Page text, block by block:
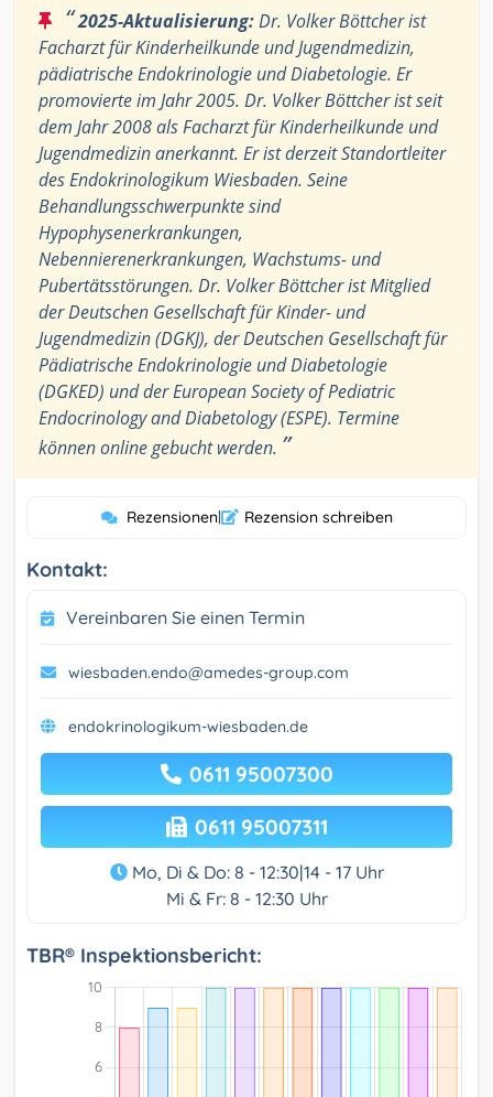
“2025-Aktualisierung:Dr. Volker Böttcher ist
Facharzt für Kinderheilkunde und Jugendmedizin,
pädiatrische Endokrinologie und Diabetologie. Er
promovierte im Jahr 2005. Dr. Volker Böttcher ist seit
dem Jahr 2008 als Facharzt für Kinderheilkunde und
Jugendmedizin anerkannt. Er ist derzeit Standortleiter
des Endokrinologikum Wiesbaden. Seine
Behandlungsschwerpunkte sind
Hypophysenerkrankungen,
Nebennierenerkrankungen, Wachstums- und
Pubertätsstörungen. Dr. Volker Böttcher ist Mitglied
der Deutschen Gesellschaft für Kinder- und
Jugendmedizin (DGKJ), der Deutschen Gesellschaft für
Pädiatrische Endokrinologie und Diabetologie
(DGKED) und der European Society of Pediatric
Endocrinology and Diabetology (ESPE). Termine
können online gebucht werden. ”
Rezensionen| Rezension schreiben
Kontakt:
Vereinbaren Sie einen Termin
wiesbaden.endo@amedes-group.com
endokrinologikum-wiesbaden.de
0611 95007300
0611 95007311
Mo, Di & Do: 8 - 12:30|14 - 17 Uhr
Mi & Fr: 8 - 12:30 Uhr
TBR® Inspektionsbericht: